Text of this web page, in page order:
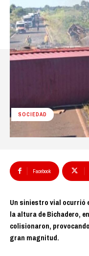
SOCIEDAD
Facebook
Un siniestro vial ocurrió
la altura de Bichadero,
colisionaron,
gran magnitud.